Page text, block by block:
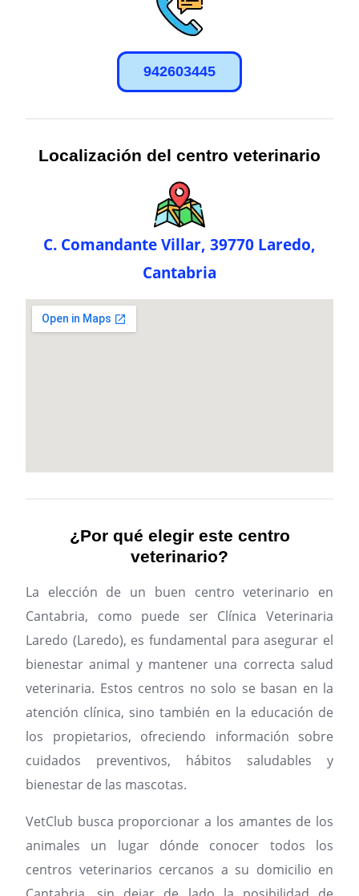
942603445
Localización del centro veterinario
C. Comandante Villar, 39770 Laredo,
Cantabria
¿Por qué elegir este centro
veterinario?
La elección de un buen centro veterinario en
Cantabria, como puede ser Clínica Veterinaria
Laredo (Laredo), es fundamental para asegurar el
bienestar animal y mantener una correcta salud
veterinaria. Estos centros no solo se basan en la
atención clínica, sino también en la educación de
los propietarios, ofreciendo información sobre
cuidados preventivos, hábitos saludables y
bienestar de las mascotas.
VetClub busca proporcionar a los amantes de los
animales un lugar dónde conocer todos los
centros veterinarios cercanos a su domicilio en